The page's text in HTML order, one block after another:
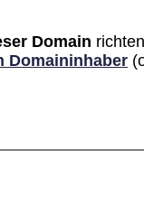
Domain
Domain­inhaber